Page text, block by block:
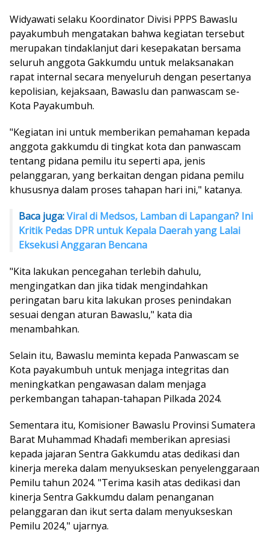
Widyawati selaku Koordinator Divisi PPPS Bawaslu
payakumbuh mengatakan bahwa kegiatan tersebut
merupakan tindaklanjut dari kesepakatan bersama
seluruh anggota Gakkumdu untuk melaksanakan
rapat internal secara menyeluruh dengan pesertanya
kepolisian, kejaksaan, Bawaslu dan panwascam se-
Kota Payakumbuh.
"Kegiatan ini untuk memberikan pemahaman kepada
anggota gakkumdu di tingkat kota dan panwascam
tentang pidana pemilu itu seperti apa, jenis
pelanggaran, yang berkaitan dengan pidana pemilu
khususnya dalam proses tahapan hari ini," katanya.
Baca juga:Viral di Medsos, Lamban di Lapangan? Ini
Kritik Pedas DPR untuk Kepala Daerah yang Lalai
Eksekusi Anggaran Bencana
"Kita lakukan pencegahan terlebih dahulu,
mengingatkan dan jika tidak mengindahkan
peringatan baru kita lakukan proses penindakan
sesuai dengan aturan Bawaslu," kata dia
menambahkan.
Selain itu, Bawaslu meminta kepada Panwascam se
Kota payakumbuh untuk menjaga integritas dan
meningkatkan pengawasan dalam menjaga
perkembangan tahapan-tahapan Pilkada 2024.
Sementara itu, Komisioner Bawaslu Provinsi Sumatera
Barat Muhammad Khadafi memberikan apresiasi
kepada jajaran Sentra Gakkumdu atas dedikasi dan
kinerja mereka dalam menyukseskan penyelenggaraan
Pemilu tahun 2024. "Terima kasih atas dedikasi dan
kinerja Sentra Gakkumdu dalam penanganan
pelanggaran dan ikut serta dalam menyukseskan
Pemilu 2024," ujarnya.